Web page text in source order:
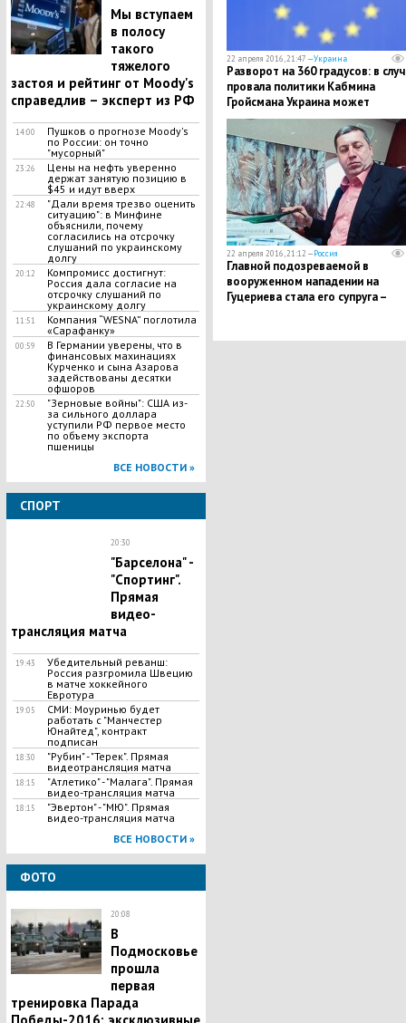
Мы вступаем
в полосу
такого
тяжелого
застоя и рейтинг от Moody's
справедлив – эксперт из РФ
14:00
Пушков о прогнозе Moody's
по России: он точно
"мусорный"
23:26
Цены на нефть уверенно
держат занятую позицию в
$45 и идут вверх
22:48
"Дали время трезво оценить
ситуацию": в Минфине
объяснили, почему
согласились на отсрочку
слушаний по украинскому
долгу
20:12
Компромисс достигнут:
Россия дала согласие на
отсрочку слушаний по
украинскому долгу
11:51
Компания “WESNA” поглотила
«Сарафанку»
00:59
В Германии уверены, что в
финансовых махинациях
Курченко и сына Азарова
задействованы десятки
офшоров
22:50
"Зерновые войны": США из-
за сильного доллара
уступили РФ первое место
по объему экспорта
пшеницы
ВСЕ НОВОСТИ »
СПОРТ
20:30
"Барселона" -
"Спортинг".
Прямая
видео-
трансляция матча
19:43
Убедительный реванш:
Россия разгромила Швецию
в матче хоккейного
Евротура
19:05
СМИ: Моуринью будет
работать с "Манчестер
Юнайтед", контракт
подписан
18:30
"Рубин" - "Терек". Прямая
видеотрансляция матча
18:15
"Атлетико" - "Малага". Прямая
видео-трансляция матча
18:15
"Эвертон" - "МЮ". Прямая
видео-трансляция матча
ВСЕ НОВОСТИ »
ФОТО
20:08
В
Подмосковье
прошла
первая
тренировка Парада
22 апреля 2016, 21:47 —Украина
Разворот на 360 градусов: в
провала политики Кабмина
Гройсмана Украина может
вернуться в лагерь
Stratfor
22 апреля 2016, 21:12 —Россия
Главной подозреваемой в
вооруженном нападении на
Гуцериева стала его супруга –